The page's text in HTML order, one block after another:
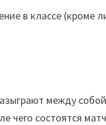
в классе (кроме
между
чего состоятся